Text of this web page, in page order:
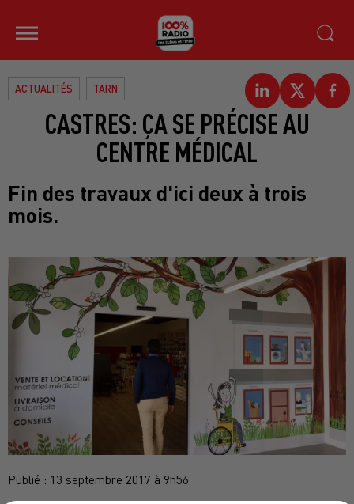
ACTUALITÉS TARN
CASTRES: ÇA SE PRÉCISE AU
CENTRE MÉDICAL
Fin des travaux d'ici deux à trois
mois.
Publié : 13 septembre 2017 à 9h56